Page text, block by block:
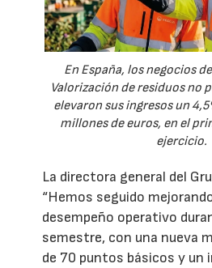
En España, los negocios
Valorización de residuos no
elevaron sus ingresos un
millones de euros, en el
ejercicio.
La directora general del
“Hemos seguido
desempeño operativo
semestre, con una nueva
de 70 puntos básicos y un